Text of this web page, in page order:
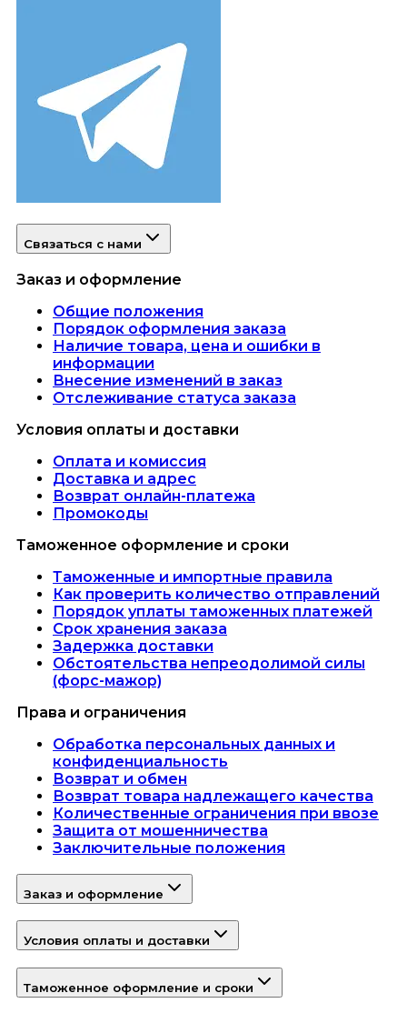
Связаться с нами
Заказ и оформление
Общие положения
Порядок оформления заказа
Наличие товара, цена и ошибки в
информации
Внесение изменений в заказ
Отслеживание статуса заказа
Условия оплаты и доставки
Оплата и комиссия
Доставка и адрес
Возврат онлайн-платежа
Промокоды
Таможенное оформление и сроки
Таможенные и импортные правила
Как проверить количество отправлений
Порядок уплаты таможенных платежей
Срок хранения заказа
Задержка доставки
Обстоятельства непреодолимой силы
(форс-мажор)
Права и ограничения
Обработка персональных данных и
конфиденциальность
Возврат и обмен
Возврат товара надлежащего качества
Количественные ограничения при ввозе
Защита от мошенничества
Заключительные положения
Заказ и оформление
Условия оплаты и доставки
Таможенное оформление и сроки